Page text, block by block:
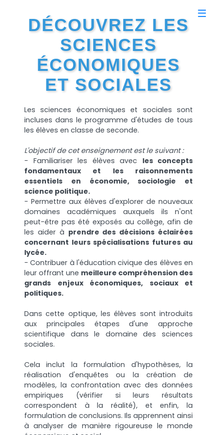
DÉCOUVREZ LES
SCIENCES
ÉCONOMIQUES
ET SOCIALES
Les sciences économiques et sociales sont
incluses dans le programme d'études de tous
les élèves en classe de seconde.
L'objectif de cet enseignement est le suivant :
- Familiariser les élèves avec les concepts
fondamentaux et les raisonnements
essentiels en économie, sociologie et
science politique.
- Permettre aux élèves d'explorer de nouveaux
domaines académiques auxquels ils n'ont
peut-être pas été exposés au collège, afin de
les aider à prendre des décisions éclairées
concernant leurs spécialisations futures au
lycée.
- Contribuer à l'éducation civique des élèves en
leur offrant une meilleure compréhension des
grands enjeux économiques, sociaux et
politiques.
Dans cette optique, les élèves sont introduits
aux principales étapes d'une approche
scientifique dans le domaine des sciences
sociales.
Cela inclut la formulation d'hypothèses, la
réalisation d'enquêtes ou la création de
modèles, la confrontation avec des données
empiriques (vérifier si leurs résultats
correspondent à la réalité), et enfin, la
formulation de conclusions. Ils apprennent ainsi
à analyser de manière rigoureuse le monde